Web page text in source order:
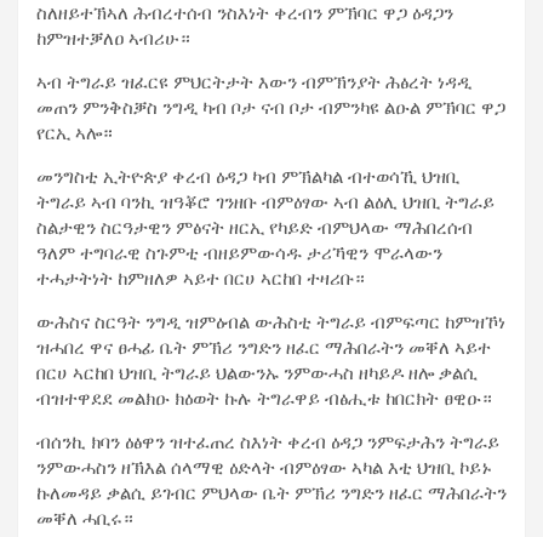
ስለዘይተኽኣለ ሕብረተሰብ ንስእነት ቀረብን ምኽባር ዋጋ ዕዳጋን
ከምዝተቓለዐ ኣብሪሁ።
ኣብ ትግራይ ዝፈርዩ ምህርትታት እውን ብምኽንያት ሕፅረት ነዳዲ
መጠን ምንቅስቓስ ንግዲ ካብ ቦታ ናብ ቦታ ብምንካዩ ልዑል ምኽባር ዋጋ
የርኢ ኣሎ።
መንግስቲ ኢትዮጵያ ቀረብ ዕዳጋ ካብ ምኽልካል ብተወሳኺ ህዝቢ
ትግራይ ኣብ ባንኪ ዝዓቖሮ ገንዘቡ ብምዕፃው ኣብ ልዕሊ ህዝቢ ትግራይ
ስልታዊን ስርዓታዊን ምፅናት ዘርኢ የካይድ ብምህላው ማሕበረሰብ
ዓለም ተግባራዊ ስጉምቲ ብዘይምውሳዱ ታሪኻዊን ሞራላውን
ተሓታትነት ከምዘለዎ ኣይተ በርሀ ኣርከበ ተዛሪቡ።
ውሕስና ስርዓት ንግዲ ዝምዕብል ውሕስቲ ትግራይ ብምፍጣር ከምዝኾነ
ዝሓበረ ዋና ፀሓፊ ቤት ምኽሪ ንግድን ዘፈር ማሕበራትን መቐለ ኣይተ
በርሀ ኣርከበ ህዝቢ ትግራይ ህልውንኡ ንምውሓስ ዘካይዶ ዘሎ ቃልሲ
ብዝተዋደደ መልክዑ ክዕወት ኩሉ ትግራዋይ ብፅሒቱ ከበርክት ፀዊዑ።
ብሰንኪ ክባን ዕፅዋን ዝተፈጠረ ስእነት ቀረብ ዕዳጋ ንምፍታሕን ትግራይ
ንምውሓስን ዘኽእል ሰላማዊ ዕድላት ብምዕፃው ኣካል እቲ ህዝቢ ኮይኑ
ኩለመዳይ ቃልሲ ይገብር ምህላው ቤት ምኽሪ ንግድን ዘፈር ማሕበራትን
መቐለ ሓቢሩ።